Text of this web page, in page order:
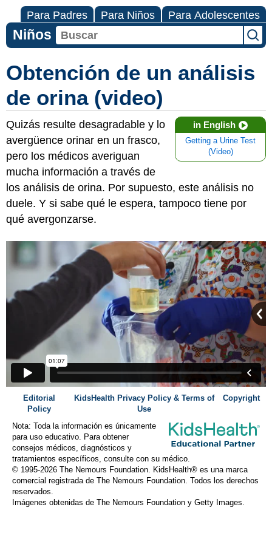
Para Padres Para Niños Para Adolescentes
Niños
Obtención de un análisis
de orina (video)
in English
Getting a Urine Test
(Video)
Quizás resulte desagradable y lo
avergüence orinar en un frasco,
pero los médicos averiguan
mucha información a través de
los análisis de orina. Por supuesto, este análisis no
duele. Y si sabe qué le espera, tampoco tiene por
qué avergonzarse.
Editorial
Policy
KidsHealth Privacy Policy & Terms of
Use
Copyright
Nota: Toda la información es únicamente
para uso educativo. Para obtener
consejos médicos, diagnósticos y
tratamientos específicos, consulte con su médico.
© 1995-2026 The Nemours Foundation. KidsHealth® es una marca
comercial registrada de The Nemours Foundation. Todos los derechos
reservados.
Imágenes obtenidas de The Nemours Foundation y Getty Images.